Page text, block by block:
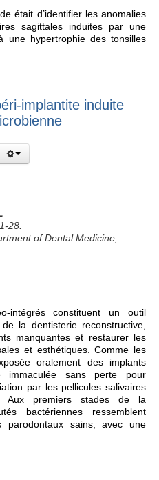
était d’identifier les anomalies
sagittales induites par une
une hypertrophie des tonsilles
implantite induite
28.
of Dental Medicine,
intégrés constituent un outil
la dentisterie reconstructive,
manquantes et restaurer les
et esthétiques. Comme les
oralement des implants
immaculée sans perte pour
par les pellicules salivaires
premiers stades de la
bactériennes ressemblent
sains, avec une